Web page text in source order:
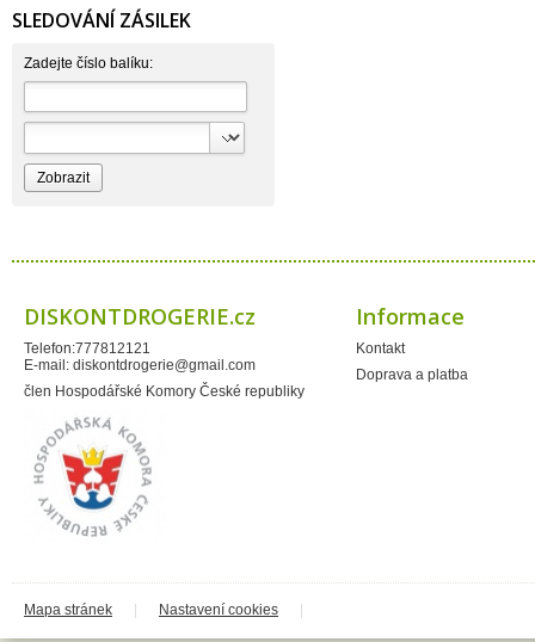
Bio-repel
Bioclean
Biolit
BIOM s.r.o.
Bioprospect
Bispol
Blue Stratos
BlueSun
Bolton
BumusCare GmBh
Certex
Chante Clair
Chopa
ChupaChups
Claro
Cleanzy s.r.o.
Cleary Group Italy
Clovin Germany
Codaa
Colgate - Palmolive
Coty
Coyote
Dalli
Dalli - Werkge Germany
SLEDOVÁNÍ ZÁSILEK
Zadejte číslo balíku:
DISKONTDROGERIE.cz
Telefon:777812121
E-mail: diskontdrogerie@gmail.com
člen Hospodářské Komory České republiky
Informace
Kontakt
Doprava a platba
Mapa stránek Nastavení cookies